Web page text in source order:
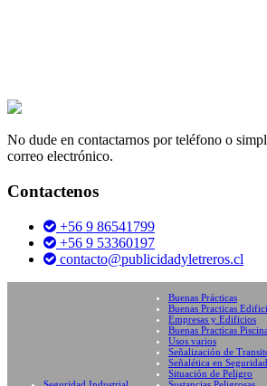
No dude en contactarnos por teléfono o
correo electrónico.
Contactenos
+56 9 86541799
+56 9 53360197
contacto@publicidadyletreros.cl
Buenas Prácticas
Buenas Practicas
Empresas y Edificios
Buenas Practicas Piscina
Usos varios
Señalización de
Señalética en
Situación de Peligro